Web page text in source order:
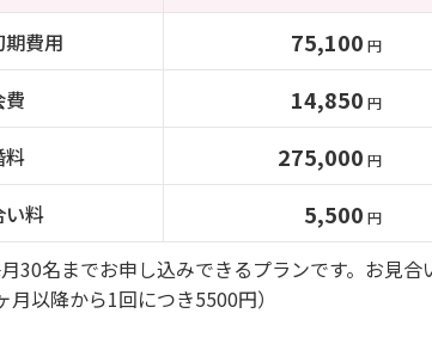
期費用 75,100 円
費 14,850 円
料 275,000 円
い料 5,500 円
30名までお申し込みできるプランです。お見合
以降から1回につき5500円）